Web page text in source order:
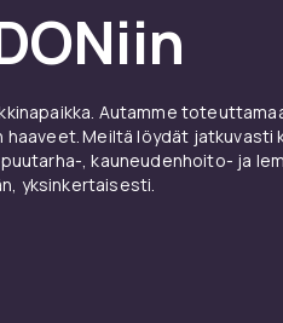
aurinkopuuterilla
ja nauti nopeasta
Autamme
Meiltä löydät jatkuvasti
, kauneudenhoito- ja
yksinkertaisesti.